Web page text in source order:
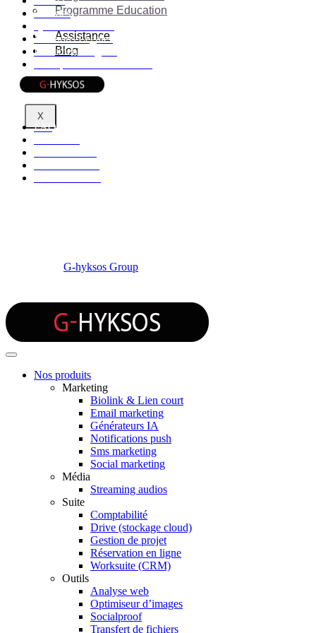
Programme Education
Assistance
Blog
X
Cookies
Mentions Légales
Documents légaux
FAQ
G-hyksos Group
Nos produits
Marketing
Biolink & Lien court
Email marketing
Générateurs IA
Notifications push
Sms marketing
Social marketing
Média
Streaming audios
Suite
Comptabilité
Drive (stockage cloud)
Gestion de projet
Réservation en ligne
Worksuite (CRM)
Outils
Analyse web
Optimiseur d’images
Socialproof
Transfert de fichiers